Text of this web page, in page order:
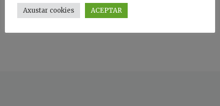
🎲 Un espazo para compartir, xogar e informarte!
Axustar cookies ACEPTAR